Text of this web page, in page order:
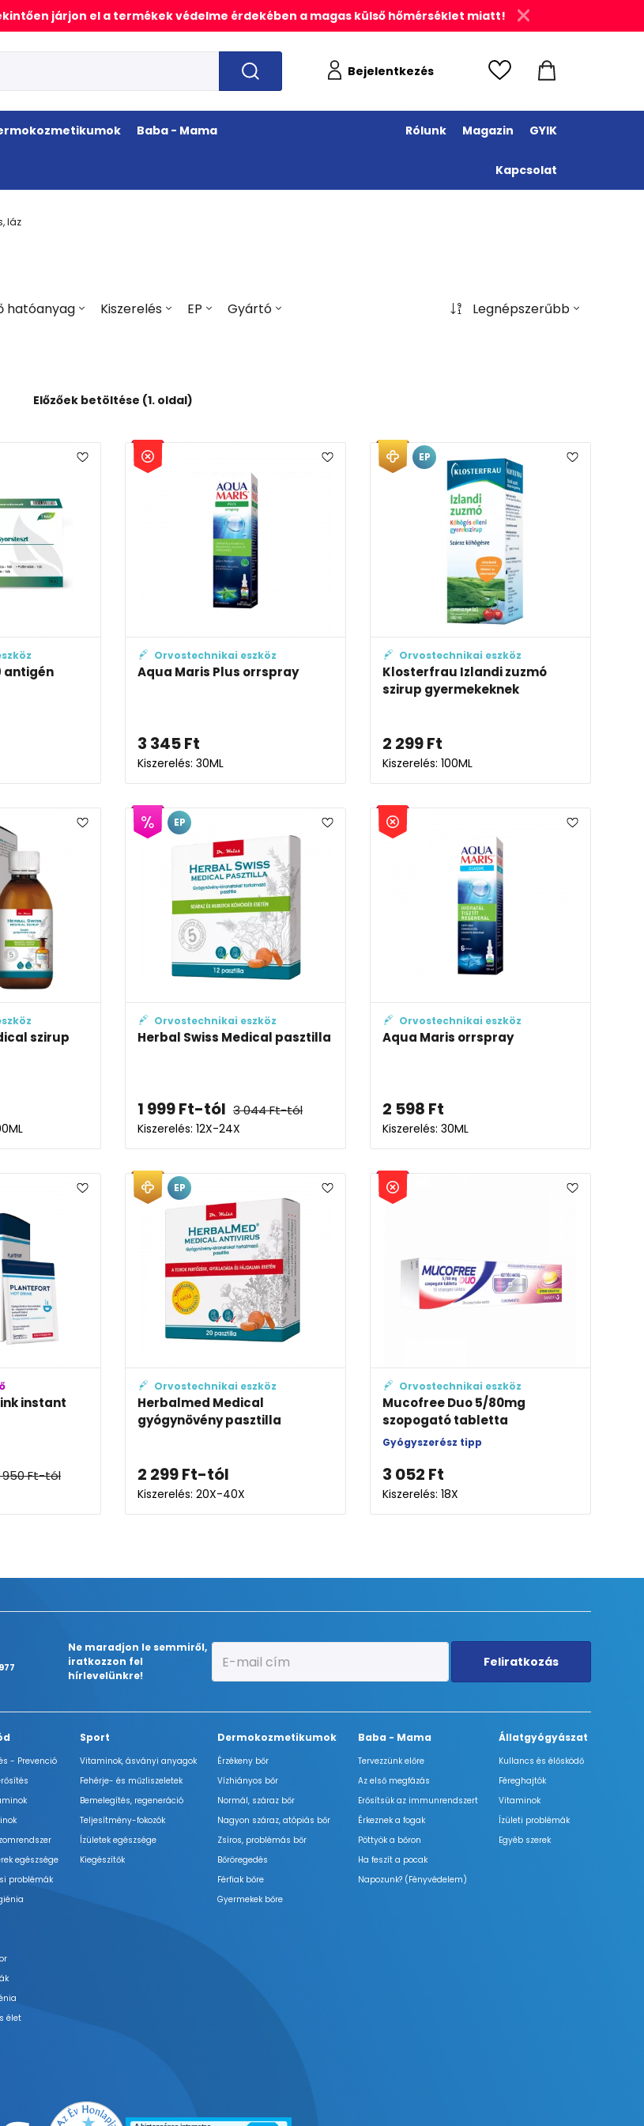
járjon el a termékek védelme érdekében a magas külső hőmérséklet miatt!
Bejelentkezés
Baba - Mama Rólunk Magazin GYIK
Kapcsolat
láz
hatóanyag Kiszerelés EP Gyártó Legnépszerűbb
Előzőek betöltése (1. oldal)
antigén
Orvostechnikai eszköz
Aqua Maris Plus orrspray
3 345Ft
Kiszerelés: 30ML
Orvostechnikai eszköz
Klosterfrau Izlandi zuzmó
szirup gyermekeknek
2 299Ft
Kiszerelés: 100ML
EP
szirup
Orvostechnikai eszköz
Herbal Swiss Medical pasztilla
1 999Ft-tól 3 044Ft-tól
Kiszerelés: 12X-24X
EP
Orvostechnikai eszköz
Aqua Maris orrspray
2 598 Ft
Kiszerelés: 30ML
instant
Ft-tól
Orvostechnikai eszköz
Herbalmed Medical
gyógynövény pasztilla
2 299Ft-tól
Kiszerelés: 20X-40X
EP
Orvostechnikai eszköz
Mucofree Duo 5/80mg
szopogató tabletta
Gyógyszerész tipp
3 052 Ft
Kiszerelés: 18X
Ne maradjon le semmiről,
iratkozzon fel
hírlevelünkre!
Feliratkozás
- Prevenció
egészsége
problémák
élet
Sport
Vitaminok, ásványi anyagok
Fehérje- és műzliszeletek
Bemelegítés, regeneráció
Teljesítmény-fokozók
Ízületek egészsége
Kiegészítők
Dermokozmetikumok
Érzékeny bőr
Vízhiányos bőr
Normál, száraz bőr
Nagyon száraz, atópiás bőr
Zsíros, problémás bőr
Bőröregedés
Férfiak bőre
Gyermekek bőre
Baba - Mama
Tervezzünk előre
Az első megfázás
Erősítsük az immunrendszert
Érkeznek a fogak
Pöttyök a bőron
Ha feszít a pocak
Napozunk? (Fényvédelem)
Állatgyógyászat
Kullancs és élősködő
Féreghajtók
Vitaminok
Ízületi problémák
Egyéb szerek